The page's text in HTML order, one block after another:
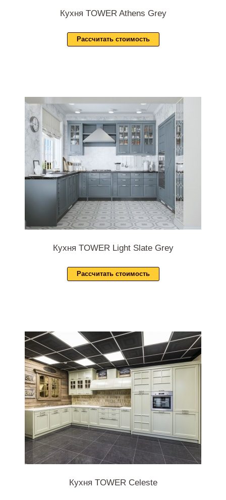
Кухня TOWER Athens Grey
Рассчитать стоимость
Кухня TOWER Light Slate Grey
Рассчитать стоимость
Кухня TOWER Celeste